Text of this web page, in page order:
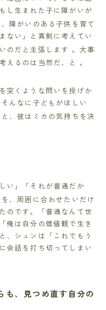
し生まれた子に障がいが
障がいのある子供を育て
ない」と真剣に考えてい
のだと主張します 。大事
えるのは当然だ、と 。
突くような問いを投げか
んなに子どもがほしい
、彼はミカの気持ちを決
い」「それが普通だか
、周囲に合わせたいだけ
のです。「普通なんて世
俺は自分の価値観で生き
、シュンは「これでもう
会話を打ち切ってしまい
も、見つめ直す自分の